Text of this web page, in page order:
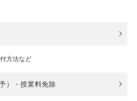
方法など
）・授業料免除